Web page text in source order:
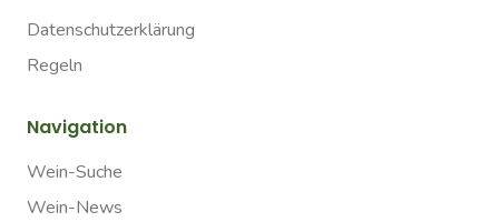
Datenschutzerklärung
Regeln
Navigation
Wein-Suche
Wein-News